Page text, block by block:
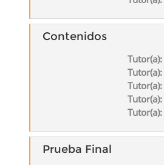
Contenidos
Tutor(a):
Tutor(a):
Tutor(a):
Tutor(a):
Tutor(a):
Prueba Final